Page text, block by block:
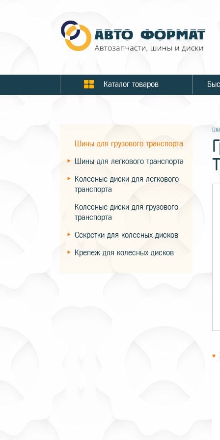
Каталог товаров
Шины для грузового транспорта
Шины для легкового транспорта
Колесные диски для легкового
транспорта
Колесные диски для грузового
транспорта
Секретки для колесных дисков
Крепеж для колесных дисков